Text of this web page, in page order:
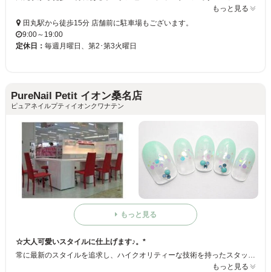
もっと見る
田丸駅から徒歩15分 店舗前に駐車場もございます。
9:00～19:00
定休日： 毎週月曜日、第2･第3火曜日
PureNail Petit イオン桑名店
ピュアネイルプティイオンクワナテン
もっと見る
☆大人可愛いスタイルに仕上げます♪。*
常に最新のスタイルを追求し、ハイクオリティーな技術を持ったスタッフが上品で綺麗な指先に仕上げます♪。* 定番のフレンチを自分なりにアレンジ◎豊富なデザインの中からお客様の理想のイメージを創ります！お友達・ご家族で是非気軽にご利用下さい◇
もっと見る